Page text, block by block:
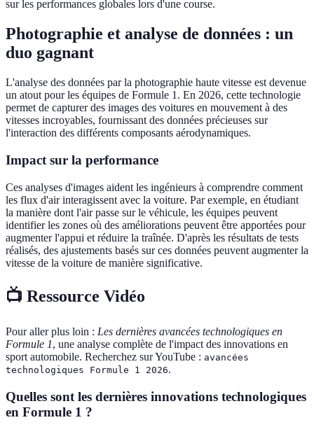
sur les performances globales lors d'une course.
Photographie et analyse de données : un
duo gagnant
L'analyse des données par la photographie haute vitesse est devenue
un atout pour les équipes de Formule 1. En 2026, cette technologie
permet de capturer des images des voitures en mouvement à des
vitesses incroyables, fournissant des données précieuses sur
l'interaction des différents composants aérodynamiques.
Impact sur la performance
Ces analyses d'images aident les ingénieurs à comprendre comment
les flux d'air interagissent avec la voiture. Par exemple, en étudiant
la manière dont l'air passe sur le véhicule, les équipes peuvent
identifier les zones où des améliorations peuvent être apportées pour
augmenter l'appui et réduire la traînée. D'après les résultats de tests
réalisés, des ajustements basés sur ces données peuvent augmenter la
vitesse de la voiture de manière significative.
📺 Ressource Vidéo
Pour aller plus loin : Les dernières avancées technologiques en
Formule 1, une analyse complète de l'impact des innovations en
sport automobile. Recherchez sur YouTube : avancées
technologiques Formule 1 2026.
Quelles sont les dernières innovations technologiques
en Formule 1 ?